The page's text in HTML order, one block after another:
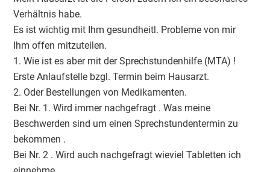
Verhältnis habe.
Es ist wichtig mit Ihm gesundheitl. Probleme von mir
Ihm offen mitzuteilen.
1. Wie ist es aber mit der Sprechstundenhilfe (MTA) !
Erste Anlaufstelle bzgl. Termin beim Hausarzt.
2. Oder Bestellungen von Medikamenten.
Bei Nr. 1. Wird immer nachgefragt . Was meine
Beschwerden sind um einen Sprechstundentermin zu
bekommen .
Bei Nr. 2 . Wird auch nachgefragt wieviel Tabletten ich